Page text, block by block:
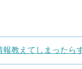
教えてしまったら